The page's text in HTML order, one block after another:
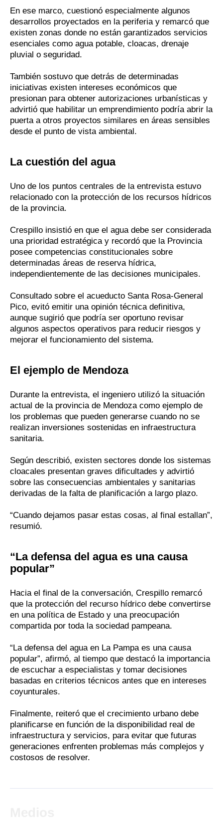
En ese marco, cuestionó especialmente algunos
desarrollos proyectados en la periferia y remarcó que
existen zonas donde no están garantizados servicios
esenciales como agua potable, cloacas, drenaje
pluvial o seguridad.
También sostuvo que detrás de determinadas
iniciativas existen intereses económicos que
presionan para obtener autorizaciones urbanísticas y
advirtió que habilitar un emprendimiento podría abrir la
puerta a otros proyectos similares en áreas sensibles
desde el punto de vista ambiental.
La cuestión del agua
Uno de los puntos centrales de la entrevista estuvo
relacionado con la protección de los recursos hídricos
de la provincia.
Crespillo insistió en que el agua debe ser considerada
una prioridad estratégica y recordó que la Provincia
posee competencias constitucionales sobre
determinadas áreas de reserva hídrica,
independientemente de las decisiones municipales.
Consultado sobre el acueducto Santa Rosa-General
Pico, evitó emitir una opinión técnica definitiva,
aunque sugirió que podría ser oportuno revisar
algunos aspectos operativos para reducir riesgos y
mejorar el funcionamiento del sistema.
El ejemplo de Mendoza
Durante la entrevista, el ingeniero utilizó la situación
actual de la provincia de Mendoza como ejemplo de
los problemas que pueden generarse cuando no se
realizan inversiones sostenidas en infraestructura
sanitaria.
Según describió, existen sectores donde los sistemas
cloacales presentan graves dificultades y advirtió
sobre las consecuencias ambientales y sanitarias
derivadas de la falta de planificación a largo plazo.
“Cuando dejamos pasar estas cosas, al final estallan”,
resumió.
“La defensa del agua es una causa
popular”
Hacia el final de la conversación, Crespillo remarcó
que la protección del recurso hídrico debe convertirse
en una política de Estado y una preocupación
compartida por toda la sociedad pampeana.
“La defensa del agua en La Pampa es una causa
popular”, afirmó, al tiempo que destacó la importancia
de escuchar a especialistas y tomar decisiones
basadas en criterios técnicos antes que en intereses
coyunturales.
Finalmente, reiteró que el crecimiento urbano debe
planificarse en función de la disponibilidad real de
infraestructura y servicios, para evitar que futuras
generaciones enfrenten problemas más complejos y
costosos de resolver.